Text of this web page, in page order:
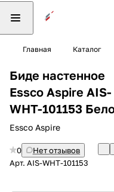
Главная Каталог
Биде настенное
Essco Aspire AIS-
WHT-101153
Essco Aspire
0
Нет отзывов
Арт. AIS-WHT-101153